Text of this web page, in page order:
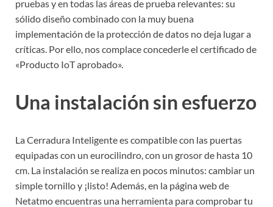
pruebas y en todas las áreas de prueba relevantes: su
sólido diseño combinado con la muy buena
implementación de la protección de datos no deja lugar a
críticas. Por ello, nos complace concederle el certificado de
«Producto IoT aprobado».
Una instalación sin esfuerzo
La Cerradura Inteligente es compatible con las puertas
equipadas con un eurocilindro, con un grosor de hasta 10
cm. La instalación se realiza en pocos minutos: cambiar un
simple tornillo y ¡listo! Además, en la página web de
Netatmo encuentras una herramienta para comprobar tu